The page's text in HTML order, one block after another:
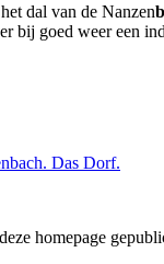
dal van de Nanzen
bij goed weer een
Das Dorf.
homepage